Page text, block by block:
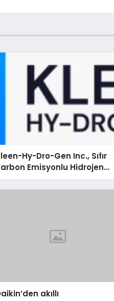
Hy-Dro-Gen Inc., Sıfır
Emisyonlu Hidrojen
Teknolojisinde ISO ve
Düzenleyici Onaylarını
akıllı